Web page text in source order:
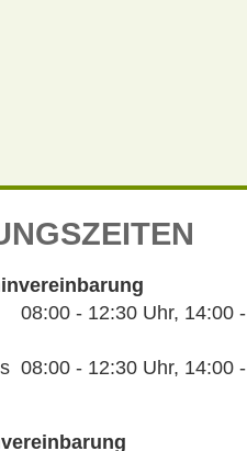
- 12:30 Uhr, 14:00 -
08:00 - 12:30 Uhr, 14:00 -